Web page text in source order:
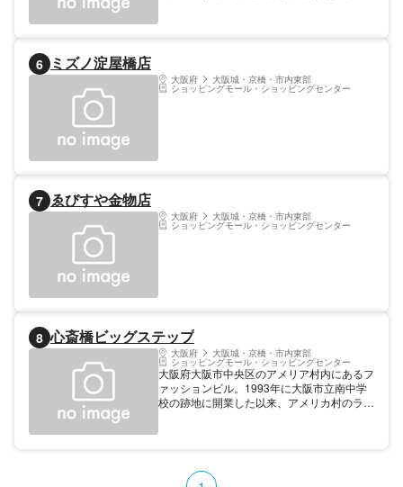
シャレに楽しむことができ、1Fはたこ焼き
作りの匠の技を生で見て、たこ焼きの名店、
￥2,000、たこ焼き:有料 営業 11：00～22：
6 ミズノ淀屋橋店
大阪府 大阪城・京橋・市内東部
ショッピングモール・ショッピングセンター
7 ゑびすや金物店
大阪府 大阪城・京橋・市内東部
ショッピングモール・ショッピングセンター
8 心斎橋ビッグステップ
大阪府 大阪城・京橋・市内東部
ショッピングモール・ショッピングセンター
大阪府大阪市中央区のアメリア村内にあるフ
ァッションビル。1993年に大阪市立南中学
校の跡地に開業した以来、アメリカ村のラン
少ないミニシアター、スポーツクラブ、